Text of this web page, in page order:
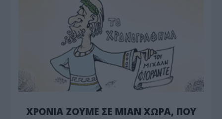
ΧΡΟΝΙΑ ΖΟΥΜΕ ΣΕ ΜΙΑΝ ΧΩΡΑ, ΠΟΥ